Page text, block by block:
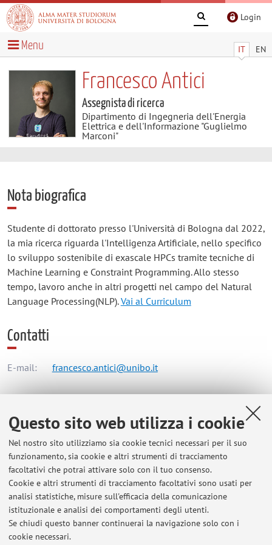
Questo sito web utilizza i cookie
Nel nostro sito utilizziamo sia cookie tecnici necessari per il suo
funzionamento, sia cookie e altri strumenti di tracciamento
facoltativi che potrai attivare solo con il tuo consenso.
Cookie e altri strumenti di tracciamento facoltativi sono usati per
analisi statistiche, misure sull'efficacia della comunicazione
istituzionale e analisi dei comportamenti degli utenti.
Se chiudi questo banner continuerai la navigazione solo con i
cookie necessari.
Login
IT EN
Menu
Francesco Antici
Assegnista di ricerca
Dipartimento di Ingegneria dell'Energia
Elettrica e dell'Informazione "Guglielmo
Marconi"
Nota biografica
Studente di dottorato presso l'Università di Bologna dal 2022,
la mia ricerca riguarda l'Intelligenza Artificiale, nello specifico
lo sviluppo sostenibile di exascale HPCs tramite tecniche di
Machine Learning e Constraint Programming. Allo stesso
tempo, lavoro anche in altri progetti nel campo del Natural
Language Processing(NLP).Vai al Curriculum
Contatti
E-mail: francesco.antici@unibo.it
Dipartimento di Ingegneria dell'Energia Elettrica e
dell'Informazione "Guglielmo Marconi"
Viale del Risorgimento 2, Bologna -Vai alla mappa
Risorse in rete
ORCID